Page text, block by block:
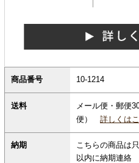
商品番号 10-1214
送料
メール便・郵
便）
詳しくは
納期
こちらの商品は
以内に納期連絡